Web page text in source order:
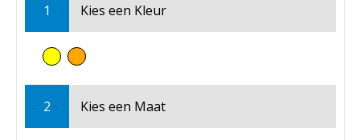
1 Kies een Kleur
2 Kies een Maat